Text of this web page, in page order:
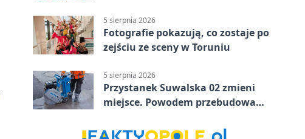
5 sierpnia 2026
Fotografie pokazują, co zostaje po
zejściu ze sceny w Toruniu
5 sierpnia 2026
Przystanek Suwalska 02 zmieni
miejsce. Powodem przebudowa